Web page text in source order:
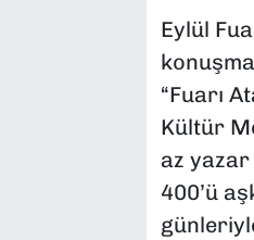
Eylül
“Fuarı
Kültür
az yazar
400’ü